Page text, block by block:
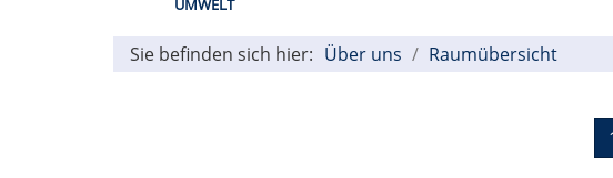
UMWELT
Sie befinden sich hier: Über uns Raumübersicht